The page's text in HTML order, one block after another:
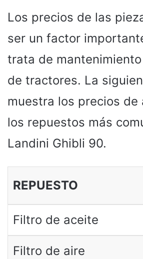
Los precios de las
ser un factor
trata de
de tractores. La
muestra los precios de
los repuestos más
Landini Ghibli 90.
REPUESTO
Filtro de aceite
Filtro de aire